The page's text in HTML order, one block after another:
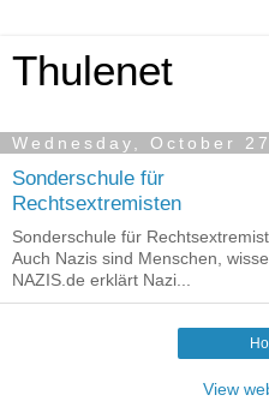
Thulenet
Wednesday, October
Sonderschule für
Rechtsextremisten
Sonderschule für
Auch Nazis sind Menschen,
NAZIS.de erklärt Nazi...
View